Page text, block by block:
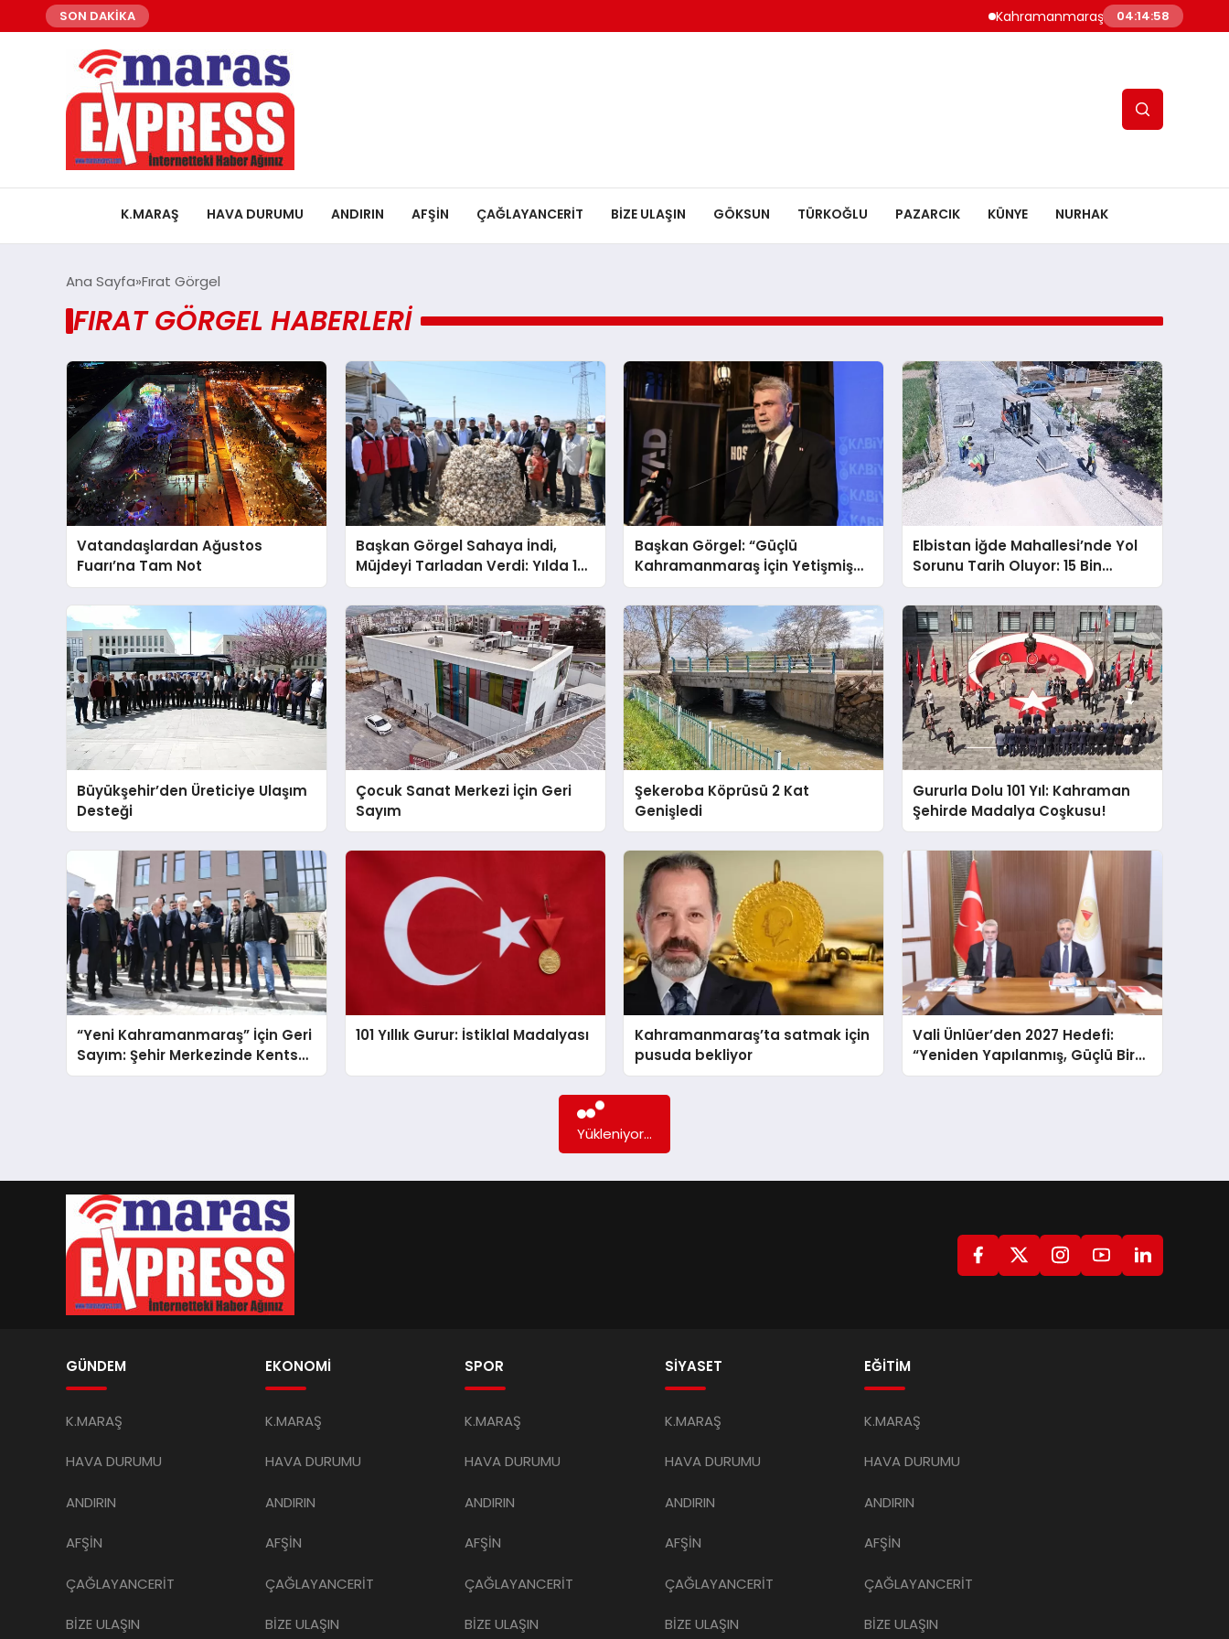
SON DAKİKA Kahramanmaraş’ın Doğa Hazinesi Artık
04:14:59
K.MARAŞ HAVA DURUMU ANDIRIN AFŞİN ÇAĞLAYANCERİT BİZE ULAŞIN GÖKSUN TÜRKOĞLU PAZARCIK KÜNYE NURHAK
Ana Sayfa Fırat Görgel
FIRAT GÖRGEL HABERLERI
Vatandaşlardan Ağustos
Fuarı’na Tam Not
Başkan Görgel Sahaya İndi,
Müjdeyi Tarladan Verdi: Yılda 17
Bin Ton Üretiyoruz, Pazarcık
Sarımsağı Dünya Markası
Oluyor!
Başkan Görgel: “Güçlü
Kahramanmaraş İçin Yetişmiş
İnsan Kaynağı ve Ortak Akıl
Şart”
Elbistan İğde Mahallesi’nde Yol
Sorunu Tarih Oluyor: 15 Bin
Metrekarelik Dev Dönüşüm!
Büyükşehir’den Üreticiye Ulaşım
Desteği
Çocuk Sanat Merkezi İçin Geri
Sayım
Şekeroba Köprüsü 2 Kat
Genişledi
Gururla Dolu 101 Yıl: Kahraman
Şehirde Madalya Coşkusu!
“Yeni Kahramanmaraş” İçin Geri
Sayım: Şehir Merkezinde Kentsel
Tasarımda Sona Gelindi
101 Yıllık Gurur: İstiklal Madalyası
Kahramanmaraş’ta satmak için
pusuda bekliyor
Vali Ünlüer’den 2027 Hedefi:
“Yeniden Yapılanmış, Güçlü Bir
Kahramanmaraş”
Kahramanmaraş Otizm İçin Tek
Yürek
Kahramanmaraş’ta Çevre
Ziyaret
Odada Yaşıyor